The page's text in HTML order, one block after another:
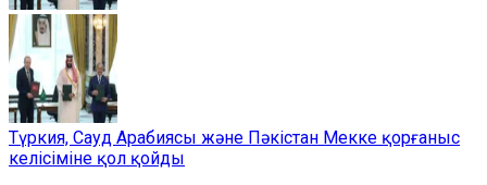
Түркия, Сауд Арабиясы және Пәкістан Мекке қорғаныс
келісіміне қол қойды